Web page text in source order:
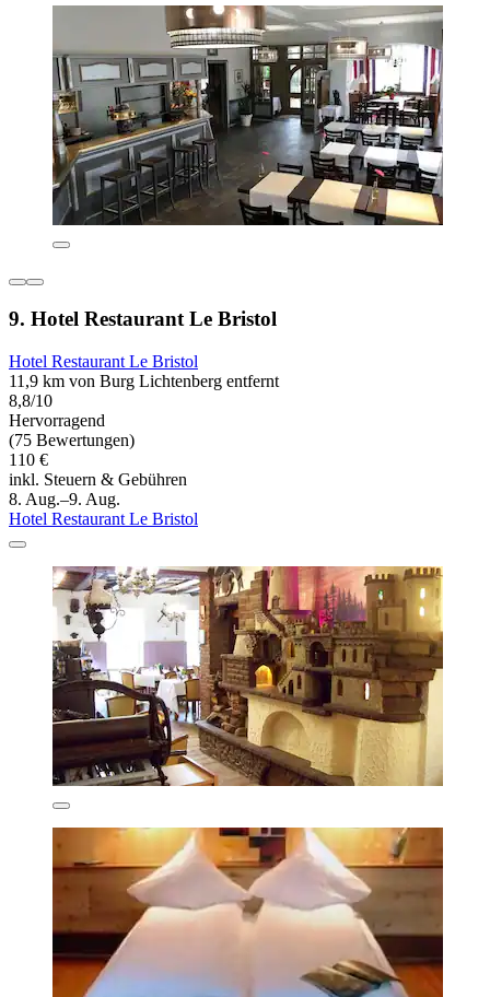
9. Hotel Restaurant Le Bristol
Hotel Restaurant Le Bristol
11,9 km von Burg Lichtenberg entfernt
8,8/10
Hervorragend
(75 Bewertungen)
110 €
inkl. Steuern & Gebühren
8. Aug.–9. Aug.
Hotel Restaurant Le Bristol